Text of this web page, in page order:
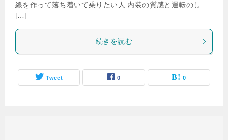
線を作って落ち着いて乗りたい人 内装の質感と運転のし
[…]
続きを読む
Tweet 0 0